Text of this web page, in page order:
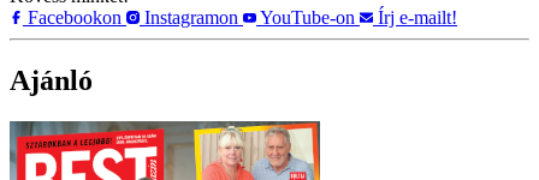
Facebookon
Instagramon YouTube-on Írj e-mailt!
Ajánló